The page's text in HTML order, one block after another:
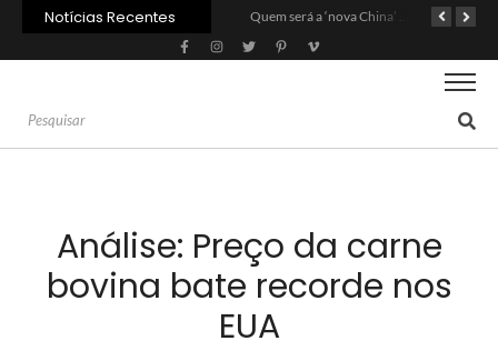
Notícias Recentes Quem será a ‘nova China’ do agro quando o apetite de Pequim acabar?
Análise: Preço da carne
bovina bate recorde nos
EUA